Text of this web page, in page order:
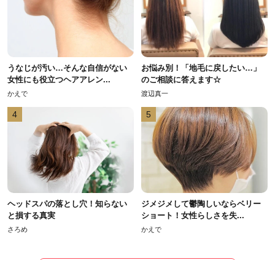
うなじが汚い…そんな自信がない
女性にも役立つヘアアレン...
かえで
お悩み別！「地毛に戻したい…」
のご相談に答えます☆
渡辺真一
4
ヘッドスパの落とし穴！知らない
と損する真実
さろめ
5
ジメジメして鬱陶しいならベリー
ショート！女性らしさを失...
かえで